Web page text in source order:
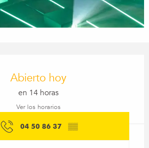
Abierto hoy
en 14 horas
Ver los horarios
04 50 86 37 ▒▒